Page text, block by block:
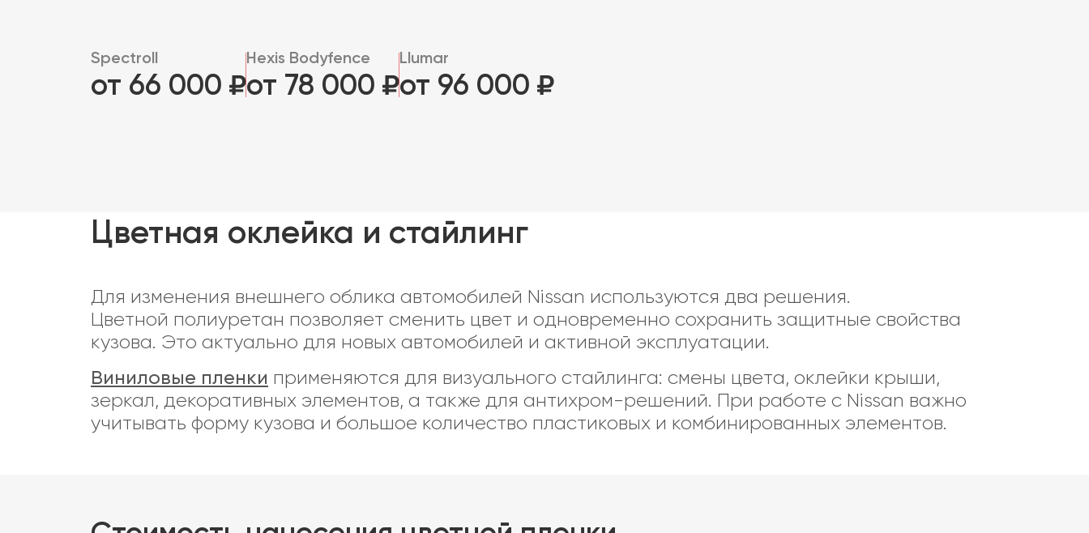
Spectroll
от 66 000
Hexis Bodyfence
от 78 000
Llumar
от 96 000
Цветная оклейка и стайлинг
Для изменения внешнего облика автомобилей Nissan используются два решения.
Цветной полиуретан позволяет сменить цвет и одновременно сохранить защитные свойства
кузова. Это актуально для новых автомобилей и активной эксплуатации.
Виниловые пленки применяются для визуального стайлинга: смены цвета, оклейки крыши,
зеркал, декоративных элементов, а также для антихром-решений. При работе с Nissan важно
учитывать форму кузова и большое количество пластиковых и комбинированных элементов.